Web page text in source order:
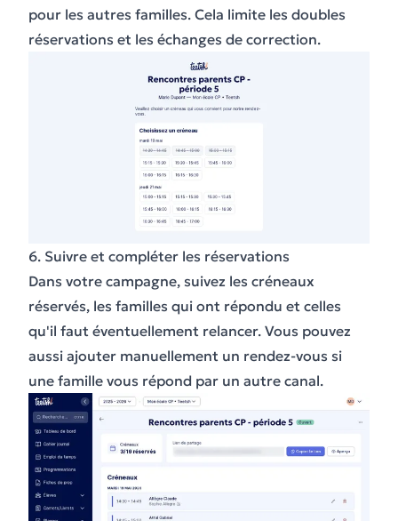
pour les autres familles. Cela limite les doubles
réservations et les échanges de correction.
6. Suivre et compléter les réservations
Dans votre campagne, suivez les créneaux
réservés, les familles qui ont répondu et celles
qu'il faut éventuellement relancer. Vous pouvez
aussi ajouter manuellement un rendez-vous si
une famille vous répond par un autre canal.